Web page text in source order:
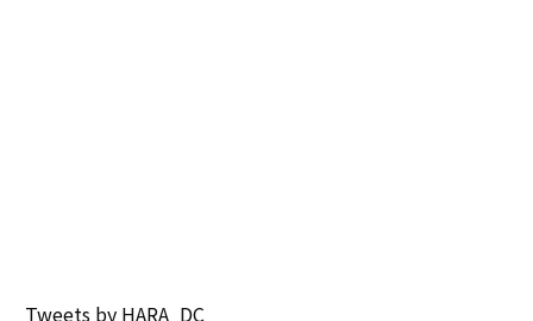
Tweets by HARA_DC